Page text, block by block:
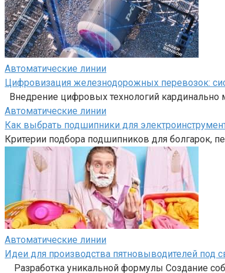
Автоматические линии
Цифровизация железнодорожных перевозок:
Внедрение цифровых технологий
Автоматические линии
Как выбрать подшипники для
Критерии подбора подшипников для болгарок,
Автоматические линии
Идеи для производства пятновыводителей под
Разработка уникальной формулы Создание